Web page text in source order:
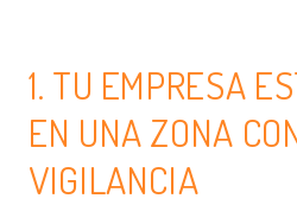
1. TU EMPRESA
EN UNA ZONA
VIGILANCIA